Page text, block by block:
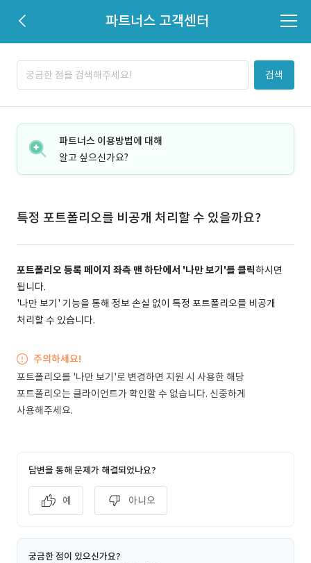
파트너스 고객센터
검색
파트너스 이용방법에 대해
알고 싶으신가요?
특정 포트폴리오를 비공개 처리할 수 있을까요?
포트폴리오 등록 페이지 좌측 맨 하단에서 '나만 보기'를 클릭하시면
됩니다.
'나만 보기' 기능을 통해 정보 손실 없이 특정 포트폴리오를 비공개
처리할 수 있습니다.
주의하세요!
포트폴리오를 '나만 보기'로 변경하면 지원 시 사용한 해당
포트폴리오는 클라이언트가 확인할 수 없습니다. 신중하게
사용해주세요.
답변을 통해 문제가 해결되었나요?
예 아니오
궁금한 점이 있으신가요?